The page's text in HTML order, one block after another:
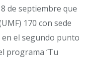
de septiembre que
170 con sede
el segundo punto
programa ‘Tu